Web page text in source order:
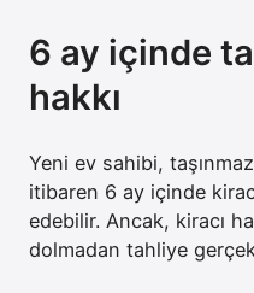
6 ay içinde
hakkı
Yeni ev sahibi,
itibaren 6 ay içinde
edebilir. Ancak, kiracı
dolmadan tahliye